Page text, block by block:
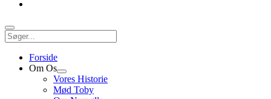
Søg
Forside
Om Os
Åbn
dropdown
meny
Vores Historie
Mød Toby